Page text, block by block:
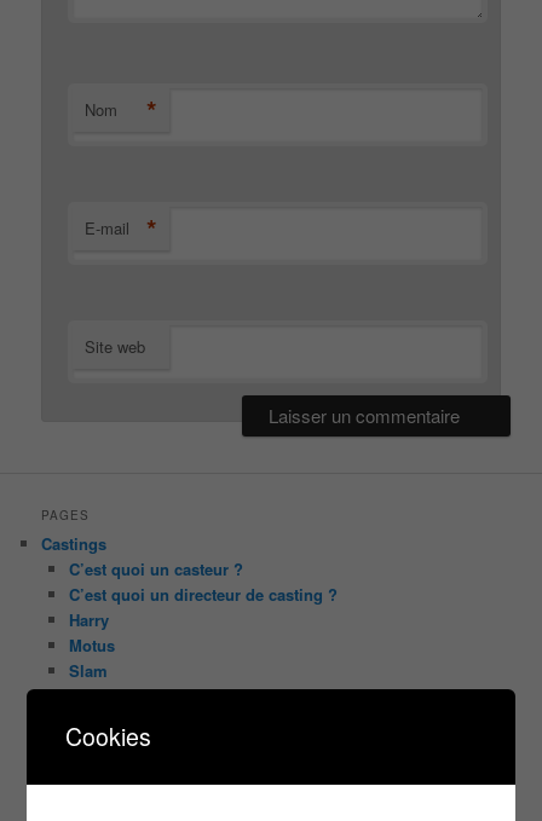
Nom *
E-mail *
Site web
PAGES
Castings
C’est quoi un casteur ?
C’est quoi un directeur de casting ?
Harry
Motus
Slam
C’est quoi un casting ?
Les 12 coups de midi
Cookies